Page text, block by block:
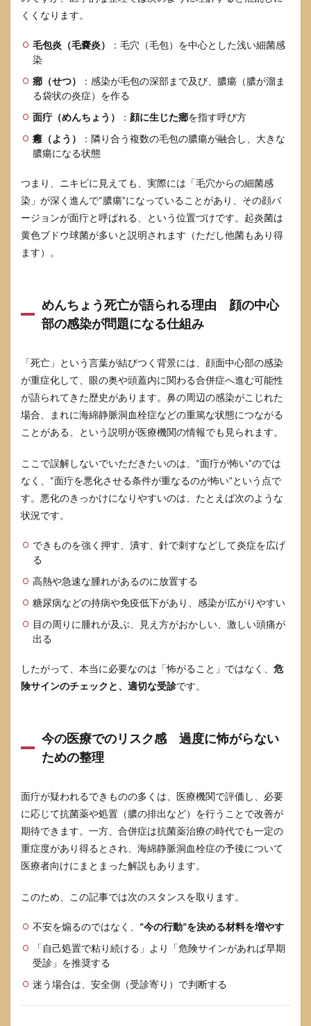
サイ
ンと
目安
今日
受診
いサ
イ
ン
発
急速
悪
化
赤み
が広
急を
考え
るサ
ン
目の
異
常
識
強い
3.3
受診
先の
選び
方
科
眼
救急
4
めん
うの
方
よい
こと
と禁
項
4.1
触ら
ない
潰さ
ない
先
しや
行動
自宅
くくなります。
毛包炎（毛嚢炎）
：毛穴（毛包）を中心とした浅い細菌感
染
癤（せつ）
：感染が毛包の深部まで及び、膿瘍（膿が溜ま
る袋状の炎症）を作る
面疔（めんちょう）
： 顔に生じた癤を指す呼び方
癰（よう）
：隣り合う複数の毛包の膿瘍が融合し、大きな
膿瘍になる状態
つまり、ニキビに見えても、実際には「毛穴からの細菌感
染」が深く進んで“膿瘍”になっていることがあり、その顔バ
ージョンが面疔と呼ばれる、という位置づけです。起炎菌は
黄色ブドウ球菌が多いと説明されます（ただし他菌もあり得
ます）。
めんちょう死亡が語られる理由 顔の中心
部の感染が問題になる仕組み
「死亡」という言葉が結びつく背景には、顔面中心部の感染
が重症化して、眼の奥や頭蓋内に関わる合併症へ進む可能性
が語られてきた歴史があります。鼻の周辺の感染がこじれた
場合、まれに海綿静脈洞血栓症などの重篤な状態につながる
ことがある、という説明が医療機関の情報でも見られます。
ここで誤解しないでいただきたいのは、“面疔が怖い”のでは
なく、“面疔を悪化させる条件が重なるのが怖い”という点で
す。悪化のきっかけになりやすいのは、たとえば次のような
状況です。
できものを強く押す、潰す、針で刺すなどして炎症を広げ
る
高熱や急速な腫れがあるのに放置する
糖尿病などの持病や免疫低下があり、感染が広がりやすい
目の周りに腫れが及ぶ、見え方がおかしい、激しい頭痛が
出る
したがって、本当に必要なのは「怖がること」ではなく、 危
険サインのチェックと、適切な受診です。
今の医療でのリスク感 過度に怖がらない
ための整理
面疔が疑われるできものの多くは、医療機関で評価し、必要
に応じて抗菌薬や処置（膿の排出など）を行うことで改善が
期待できます。一方、合併症は抗菌薬治療の時代でも一定の
重症度があり得るとされ、海綿静脈洞血栓症の予後について
医療者向けにまとまった解説もあります。
このため、この記事では次のスタンスを取ります。
不安を煽るのではなく、 “今の行動”を決める材料を増やす
「自己処置で粘り続ける」より「危険サインがあれば早期
受診」を推奨する
迷う場合は、安全側（受診寄り）で判断する